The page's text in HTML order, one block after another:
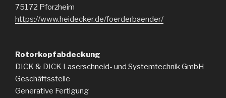
75172 Pforzheim
https://www.heidecker.de/foerderbaender/
Rotorkopfabdeckung
DICK & DICK Laserschneid- und Systemtechnik GmbH
Geschäftsstelle
Generative Fertigung